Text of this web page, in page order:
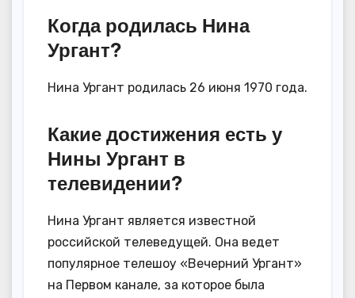
Когда родилась Нина
Ургант?
Нина Ургант родилась 26 июня 1970 года.
Какие достижения есть у
Нины Ургант в
телевидении?
Нина Ургант является известной
российской телеведущей. Она ведет
популярное телешоу «Вечерний Ургант»
на Первом канале, за которое была